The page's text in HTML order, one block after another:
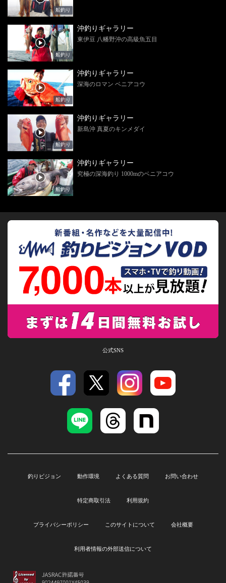
船釣り
船釣り
沖釣りギャラリー
東伊豆 八幡野沖の高級魚五目
船釣り
沖釣りギャラリー
深海のロマン ベニアコウ
船釣り
沖釣りギャラリー
新島沖 真夏のキンメダイ
船釣り
沖釣りギャラリー
究極の深海釣り 1000mのベニアコウ
公式SNS
釣りビジョン 動作環境 よくある質問 お問い合わせ
特定商取引法 利用規約
プライバシーポリシー このサイトについて 会社概要
利用者情報の外部送信について